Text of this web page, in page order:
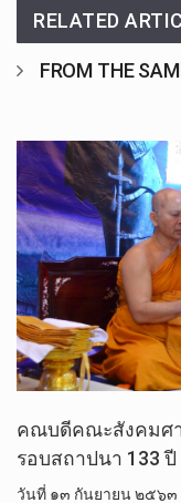
RELATED
FROM THE
คณบดี​คณะ​สังคม​ศ
รอบสถาปนา 133
วันที่​ ๑๓​ กันยายน​ ๒๕​๖​๓​